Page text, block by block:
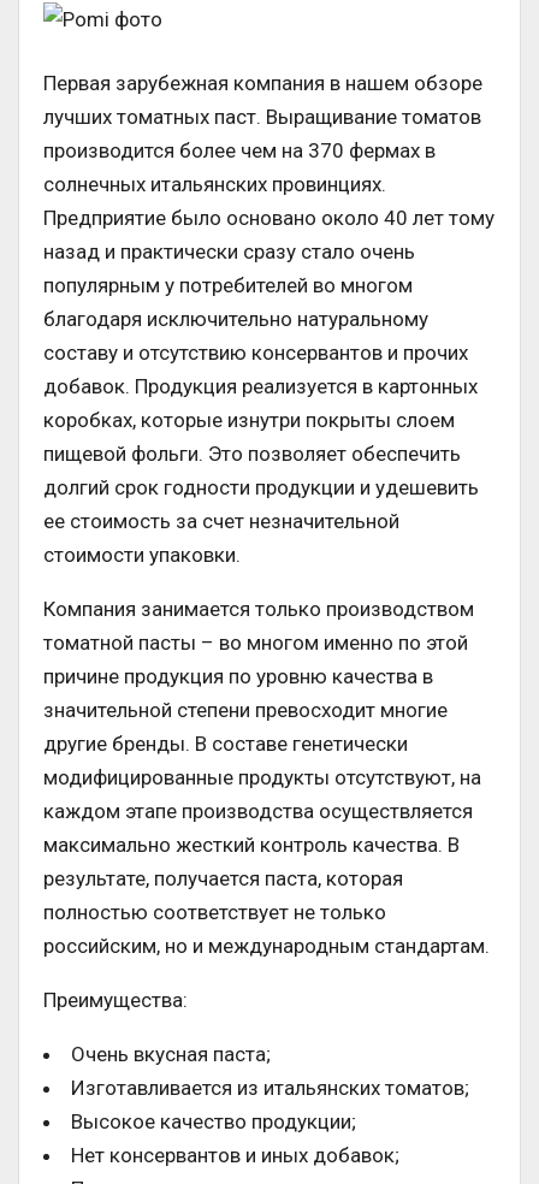
Первая зарубежная компания в нашем обзоре
лучших томатных паст. Выращивание томатов
производится более чем на 370 фермах в
солнечных итальянских провинциях.
Предприятие было основано около 40 лет тому
назад и практически сразу стало очень
популярным у потребителей во многом
благодаря исключительно натуральному
составу и отсутствию консервантов и прочих
добавок. Продукция реализуется в картонных
коробках, которые изнутри покрыты слоем
пищевой фольги. Это позволяет обеспечить
долгий срок годности продукции и удешевить
ее стоимость за счет незначительной
стоимости упаковки.
Компания занимается только производством
томатной пасты – во многом именно по этой
причине продукция по уровню качества в
значительной степени превосходит многие
другие бренды. В составе генетически
модифицированные продукты отсутствуют, на
каждом этапе производства осуществляется
максимально жесткий контроль качества. В
результате, получается паста, которая
полностью соответствует не только
российским, но и международным стандартам.
Преимущества:
Очень вкусная паста;
Изготавливается из итальянских томатов;
Высокое качество продукции;
Нет консервантов и иных добавок;